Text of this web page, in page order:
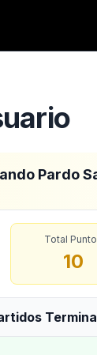
Pardo
Total
10